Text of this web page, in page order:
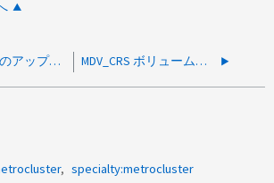
ONTAP 9.7 へのアップグレード後に fmmb_disk_io_replyFailed_1 エラーが報告されます MDV_CRS ボリュームは非表示になっています
specialty:metrocluster